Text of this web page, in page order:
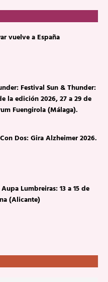
vuelve a España
Festival Sun & Thunder:
la edición 2026, 27 a 29 de
Fuengirola (Málaga).
Dos: Gira Alzheimer 2026.
Lumbreiras: 13 a 15 de
(Alicante)